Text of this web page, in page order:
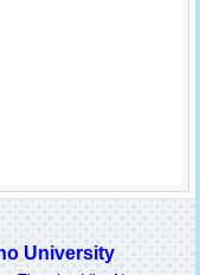
University